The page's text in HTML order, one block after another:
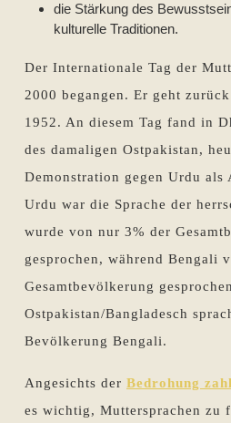
die Stärkung des
kulturelle Traditionen.
Der Internationale Tag der
2000 begangen. Er geht
1952. An diesem Tag fand in
des damaligen Ostpakistan,
Demonstration gegen Urdu als
Urdu war die Sprache der
wurde von nur 3% der
gesprochen, während Bengali
Gesamtbevölkerung
Ostpakistan/Bangladesch
Bevölkerung Bengali.
Angesichts der Bedrohung
es wichtig, Muttersprachen zu